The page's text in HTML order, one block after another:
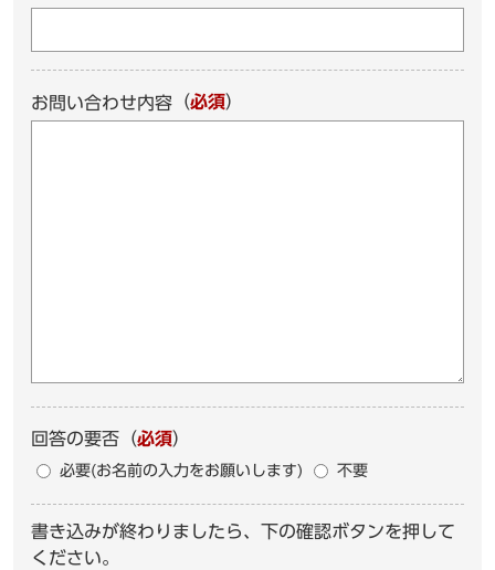
お問い合わせ内容 （必須）
回答の要否 （必須）
必要(お名前の入力をお願いします) 不要
書き込みが終わりましたら、下の確認ボタンを押して
ください。